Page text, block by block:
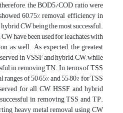
the BOD5/COD ratio were
60–75% removal efficiency in
CW being the most successful.
have been used for leachates with
as well. As expected, the greatest
in VSSF and hybrid CW, while
in removing TN. In terms of TSS
of 50–65% and 55–80% for TSS
for all CW, HSSF and hybrid
in removing TSS and TP.
heavy metal removal using CW